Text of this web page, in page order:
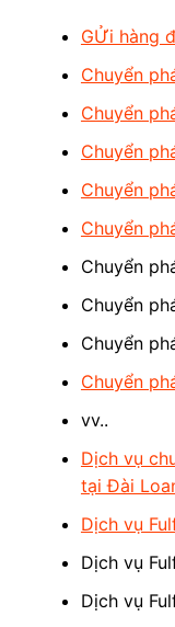
GỬi hàng
Chuyển
Chuyển
Chuyển
Chuyển
Chuyển
Chuyển
Chuyển
Chuyển
Chuyển
vv..
Dịch vụ
tại Đài
Dịch vụ
Dịch vụ
Dịch vụ